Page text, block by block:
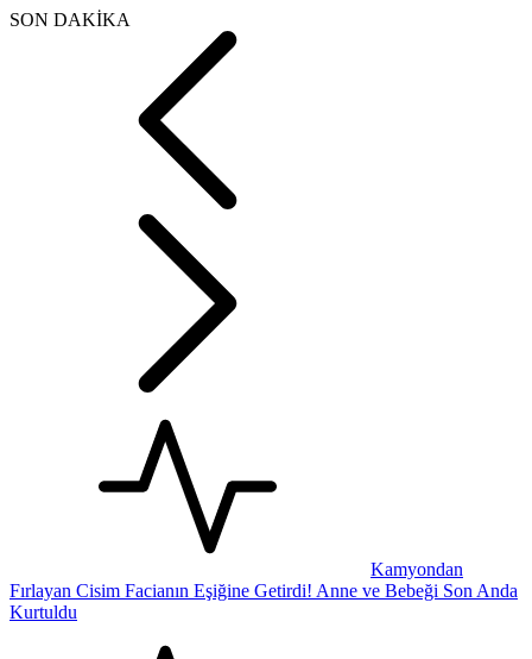
SON DAKİKA
Kamyondan
Fırlayan Cisim Facianın Eşiğine Getirdi! Anne ve Bebeği Son Anda
Kurtuldu